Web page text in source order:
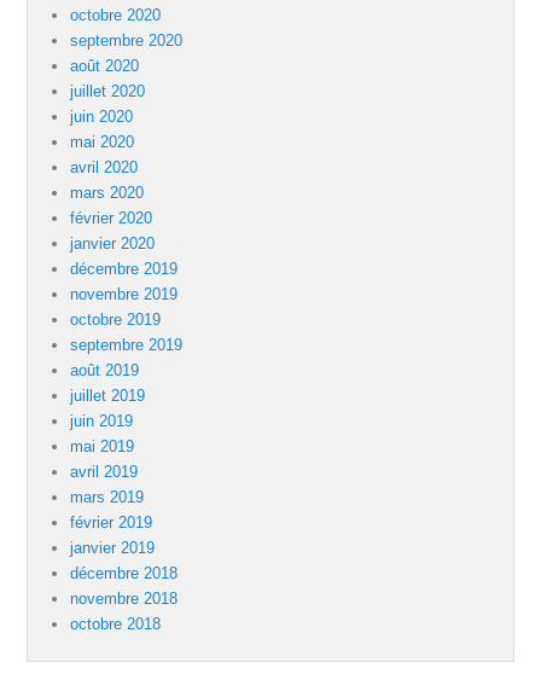
octobre 2020
septembre 2020
août 2020
juillet 2020
juin 2020
mai 2020
avril 2020
mars 2020
février 2020
janvier 2020
décembre 2019
novembre 2019
octobre 2019
septembre 2019
août 2019
juillet 2019
juin 2019
mai 2019
avril 2019
mars 2019
février 2019
janvier 2019
décembre 2018
novembre 2018
octobre 2018